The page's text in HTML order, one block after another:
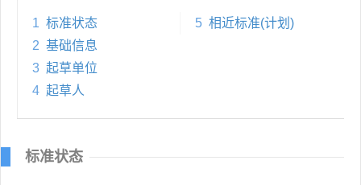
1 标准状态
2 基础信息
3 起草单位
4 起草人
5 相近标准(计划)
标准状态